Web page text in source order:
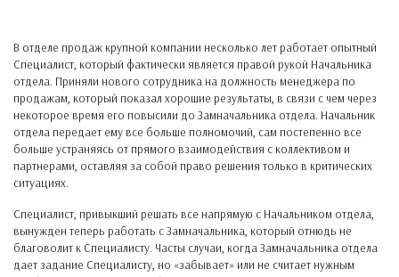
В отделе продаж крупной компании несколько лет работает опытный
Специалист, который фактически является правой рукой Начальника
отдела. Приняли нового сотрудника на должность менеджера по
продажам, который показал хорошие результаты, в связи с чем через
некоторое время его повысили до Замначальника отдела. Начальник
отдела передает ему все больше полномочий, сам постепенно все
больше устраняясь от прямого взаимодействия с коллективом и
партнерами, оставляя за собой право решения только в критических
ситуациях.
Специалист, привыкший решать все напрямую с Начальником отдела,
вынужден теперь работать с Замначальника, который отнюдь не
благоволит к Специалисту. Часты случаи, когда Замначальника отдела
дает задание Специалисту, но «забывает» или не считает нужным